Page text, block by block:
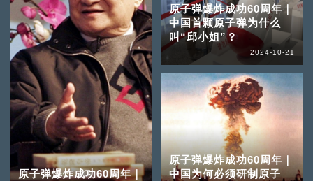
原子弹爆炸成功60周年｜
原子弹爆炸成功60周年｜
中国首颗原子弹为什么
叫“邱小姐”？
2024-10-21
原子弹爆炸成功60周年｜
中国为何必须研制原子